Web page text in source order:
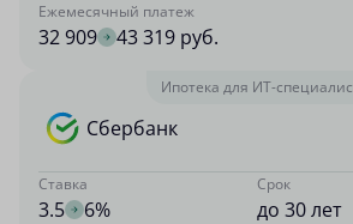
Ежемесячный платеж
32 909 43 319 руб.
Ипотека для ИТ-
Сбербанк
Ставка
3.5 6%
Срок
до 30 лет